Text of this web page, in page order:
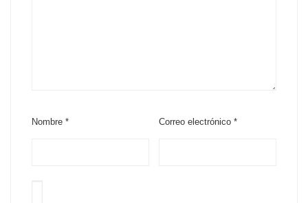
Nombre * Correo electrónico*